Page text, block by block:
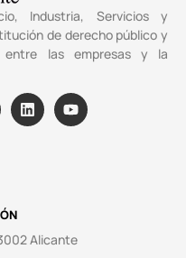
Industria, Servicios y
de derecho público y
entre las empresas y la
Alicante